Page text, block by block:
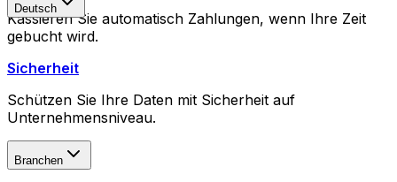
Kassieren Sie automatisch Zahlungen, wenn Ihre Zeit
gebucht wird.
Sicherheit
Schützen Sie Ihre Daten mit Sicherheit auf
Unternehmensniveau.
Branchen
Deutsch